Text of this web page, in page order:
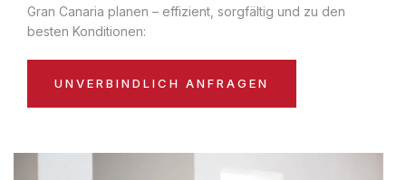
Gran Canaria planen – effizient, sorgfältig und zu den
besten Konditionen:
UNVERBINDLICH ANFRAGEN